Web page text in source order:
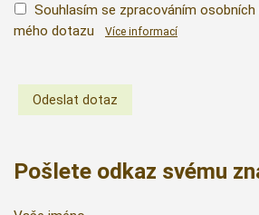
Souhlasím se zpracováním
mého dotazu
Více informací
Pošlete odkaz svému